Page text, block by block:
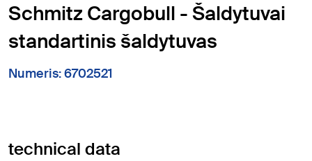
Schmitz Cargobull - Šaldytuvai
standartinis šaldytuvas
Numeris: 6702521
technical data